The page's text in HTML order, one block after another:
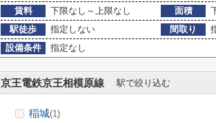
賃料
下限なし～上限なし 面積
駅徒歩
指定しない 間取り
設備条件
指定なし
京王電鉄京王相模原線 駅で絞り込む
稲城(1)